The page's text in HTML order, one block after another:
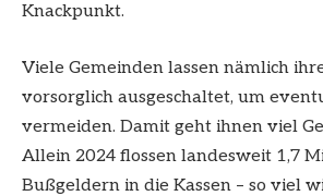
Knackpunkt.
Viele Gemeinden lassen nämlich
vorsorglich ausgeschaltet, um
vermeiden. Damit geht ihnen viel
Allein 2024 flossen landesweit 1,7
Bußgeldern in die Kassen – so viel